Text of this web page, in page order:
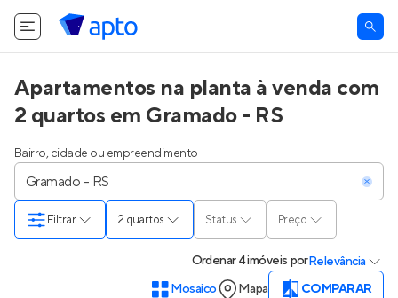
Apartamentos na planta à venda com
2 quartos em Gramado - RS
Bairro, cidade ou empreendimento
2 quartos Status Preço
Filtrar
Ordenar4 imóveis porRelevância
Mosaico
Mapa COMPARAR